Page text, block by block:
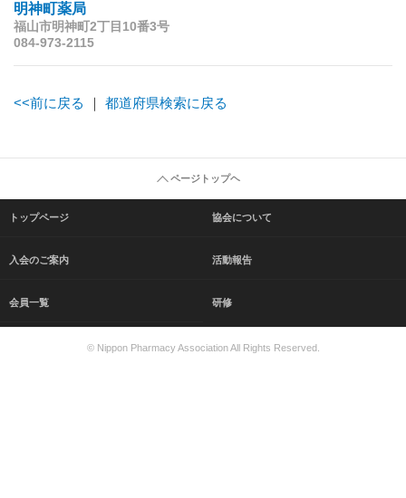
明神町薬局
福山市明神町2丁目10番3号
084-973-2115
<<前に戻る ｜ 都道府県検索に戻る
ページトップヘ
トップページ 協会について
入会のご案内 活動報告
会員一覧 研修
© Nippon Pharmacy Association All Rights Reserved.